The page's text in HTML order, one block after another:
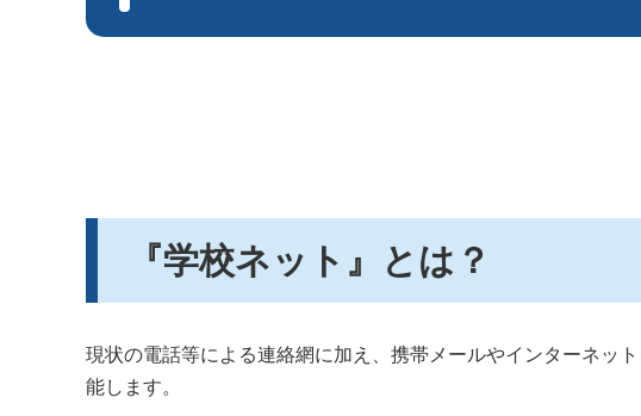
『学校ネット』とは？
現状の電話等による連絡網に加え、携帯メールやインターネッ
能します。